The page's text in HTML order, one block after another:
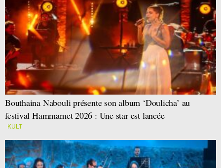
Bouthaina Nabouli présente son album ‘Doulicha’ au
festival Hammamet 2026 : Une star est lancée
KULT